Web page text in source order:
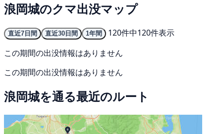
浪岡城のクマ出没マップ
直近7日間 直近30日間 1年間
120件中120件表示
この期間の出没情報はありません
この期間の出没情報はありません
浪岡城を通る最近のルート